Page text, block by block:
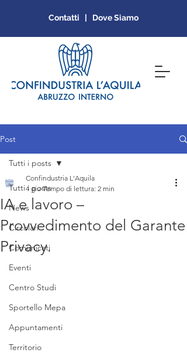
Contatti | Dove Siamo
Post
Tutti i posts
News
Circolari
Comunicati
Eventi
Centro Studi
Sportello Mepa
Appuntamenti
Territorio
Tutti i posts
IA e lavoro –
Provvedimento del Garante
Privacy.
Confindustria L'Aquila
4 giu Tempo di lettura: 2 min